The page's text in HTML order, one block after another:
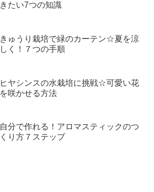
きたい7つの知識
きゅうり栽培で緑のカーテン☆夏を涼
しく！７つの手順
ヒヤシンスの水栽培に挑戦☆可愛い花
を咲かせる方法
自分で作れる！アロマスティックのつ
くり方７ステップ